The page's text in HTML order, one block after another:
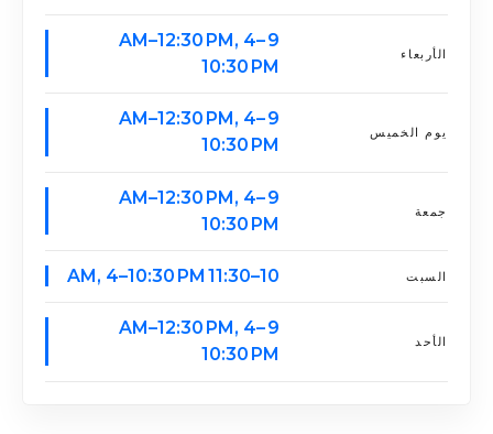
الأربعاء
9 AM–12:30 PM, 4–
10:30 PM
يوم الخميس
9 AM–12:30 PM, 4–
10:30 PM
جمعة
9 AM–12:30 PM, 4–
10:30 PM
السبت 10–11:30 AM, 4–10:30 PM
الأحد
9 AM–12:30 PM, 4–
10:30 PM